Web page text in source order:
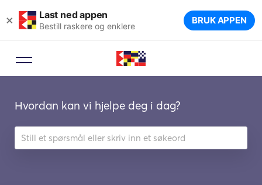
× Last ned appen
Bestill raskere og enklere BRUK APPEN
Hvordan kan vi hjelpe deg i dag?